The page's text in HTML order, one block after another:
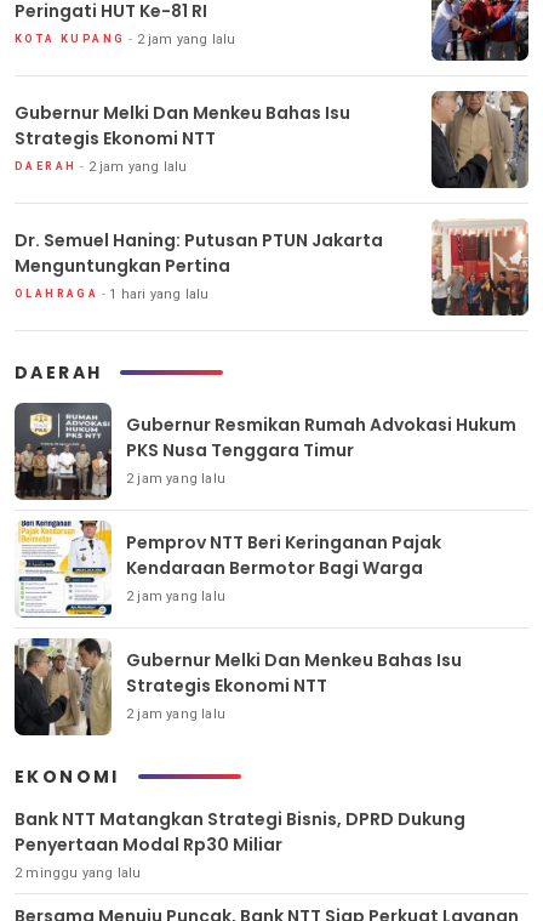
Peringati HUT Ke-81 RI
KOTA KUPANG 2 jam yang lalu
Gubernur Melki Dan Menkeu Bahas Isu
Strategis Ekonomi NTT
DAERAH 2 jam yang lalu
Dr. Semuel Haning: Putusan PTUN Jakarta
Menguntungkan Pertina
OLAHRAGA 1 hari yang lalu
DAERAH
Gubernur Resmikan Rumah Advokasi Hukum
PKS Nusa Tenggara Timur
2 jam yang lalu
Pemprov NTT Beri Keringanan Pajak
Kendaraan Bermotor Bagi Warga
2 jam yang lalu
Gubernur Melki Dan Menkeu Bahas Isu
Strategis Ekonomi NTT
2 jam yang lalu
EKONOMI
Bank NTT Matangkan Strategi Bisnis, DPRD Dukung
Penyertaan Modal Rp30 Miliar
2 minggu yang lalu
Bersama Menuju Puncak, Bank NTT Siap Perkuat Layanan